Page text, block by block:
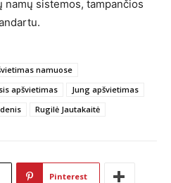
sistemos, tampančios
namuose
apšvietimas
Jung apšvietimas
Rugilė Jautakaitė
Pinterest